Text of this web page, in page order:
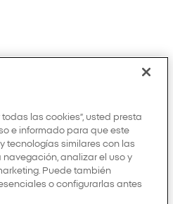
las cookies”, usted presta
e informado para que este
tecnologías similares con las
analizar el uso y
Puede también
o configurarlas antes